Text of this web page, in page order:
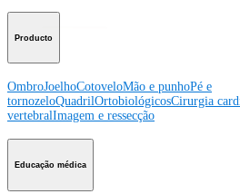
Producto
OmbroJoelhoCotoveloMão e punhoPé e
tornozeloQuadrilOrtobiológicosCirurgia
vertebralImagem e ressecção
Educação médica